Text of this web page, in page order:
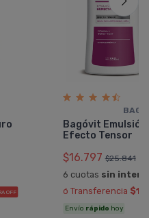
OFF
Bagóvit
Efecto Tensor
$16.797 $25.841
6 cuotas sin
ó Transferencia
Envío rápido hoy